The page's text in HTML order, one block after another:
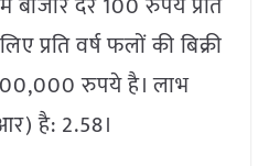
प्रति वर्ष फलों की बिक्री
रुपये है। लाभ
है: 2.58।